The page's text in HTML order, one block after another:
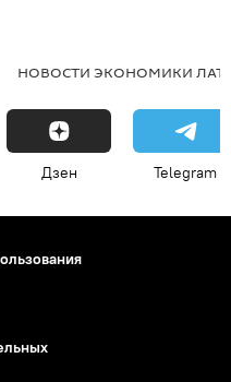
НОВОСТИ ЭКОНОМИКИ
Дзен Telegram